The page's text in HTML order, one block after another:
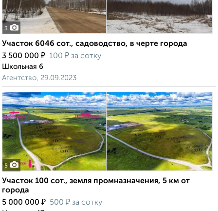
3
Участок 6046 сот., садоводство, в черте города
3 500 000 ₽ 100 ₽ за сотку
Школьная 6
Агентство, 29.09.2023
5
Участок 100 сот., земля промназначения, 5 км от
города
5 000 000 ₽ 500 ₽ за сотку